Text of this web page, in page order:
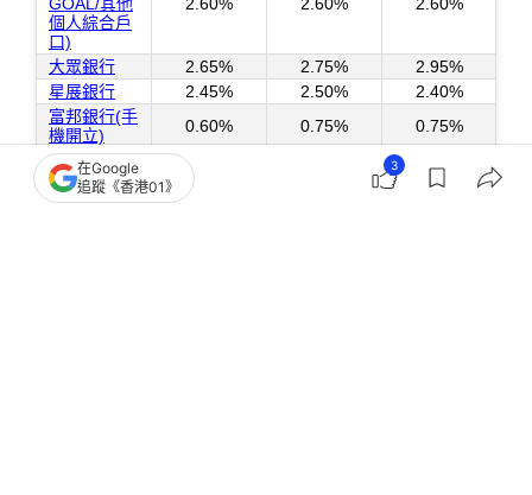
在Google
追蹤《香港01》
3